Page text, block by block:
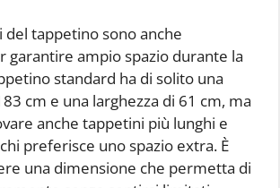
del tappetino sono anche
garantire ampio spazio durante la
standard ha di solito una
cm e una larghezza di 61 cm, ma
anche tappetini più lunghi e
preferisce uno spazio extra. È
una dimensione che permetta di